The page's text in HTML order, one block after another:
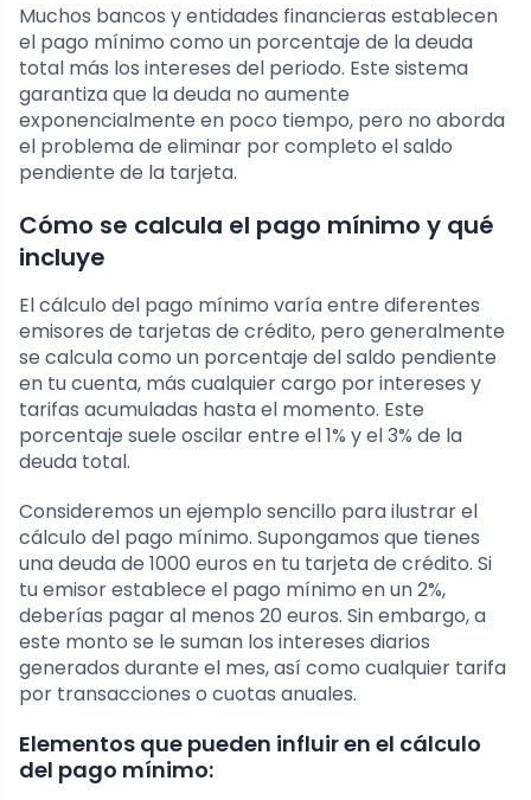
Muchos bancos y entidades financieras establecen
el pago mínimo como un porcentaje de la deuda
total más los intereses del periodo. Este sistema
garantiza que la deuda no aumente
exponencialmente en poco tiempo, pero no aborda
el problema de eliminar por completo el saldo
pendiente de la tarjeta.
Cómo se calcula el pago mínimo y qué
incluye
El cálculo del pago mínimo varía entre diferentes
emisores de tarjetas de crédito, pero generalmente
se calcula como un porcentaje del saldo pendiente
en tu cuenta, más cualquier cargo por intereses y
tarifas acumuladas hasta el momento. Este
porcentaje suele oscilar entre el 1% y el 3% de la
deuda total.
Consideremos un ejemplo sencillo para ilustrar el
cálculo del pago mínimo. Supongamos que tienes
una deuda de 1000 euros en tu tarjeta de crédito. Si
tu emisor establece el pago mínimo en un 2%,
deberías pagar al menos 20 euros. Sin embargo, a
este monto se le suman los intereses diarios
generados durante el mes, así como cualquier tarifa
por transacciones o cuotas anuales.
Elementos que pueden influir en el cálculo
del pago mínimo: